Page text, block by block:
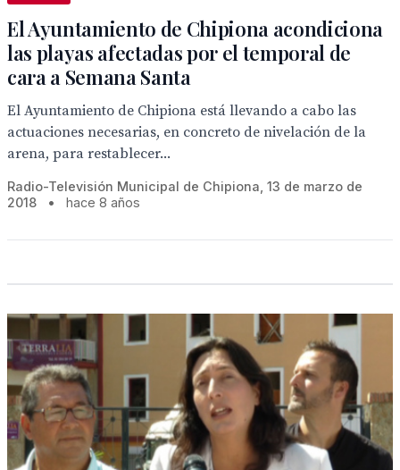
El Ayuntamiento de Chipiona acondiciona
las playas afectadas por el temporal de
cara a Semana Santa
El Ayuntamiento de Chipiona está llevando a cabo las
actuaciones necesarias, en concreto de nivelación de la
arena, para restablecer...
Radio-Televisión Municipal de Chipiona, 13 de marzo de
2018
• hace 8 años